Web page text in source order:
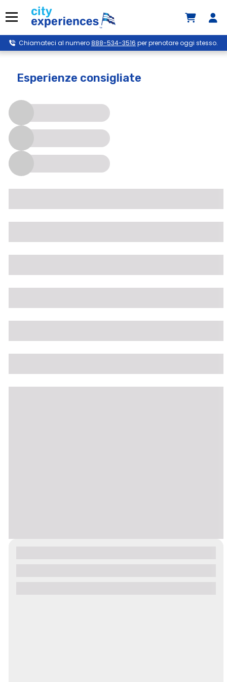
contenuto
Menu
Chiamateci al numero888-534-3516 per prenotare oggi stesso.
Esperienze consigliate